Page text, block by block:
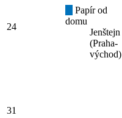
24
Papír od
domu
Jenštejn
(Praha-
východ)
31